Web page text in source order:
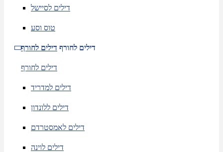
דילים לסיישל
טוס וסע
דילים לחורף דילים לחורף
דילים לחורף
דילים למדריד
דילים ללונדון
דילים לאמסטרדם
דילים לוינה